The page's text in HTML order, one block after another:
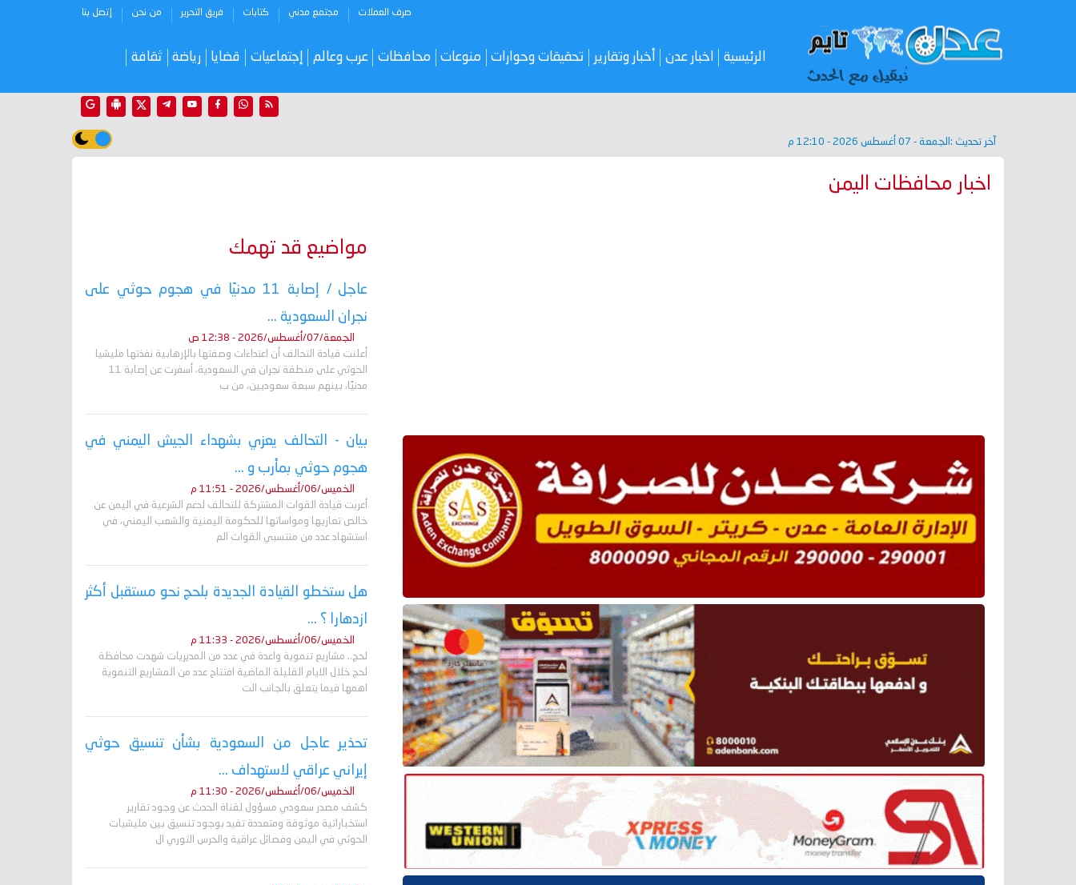
صرف العملات مجتمع مدني كتابات فريق التحرير من نحن إتصل بنا
الرئيسية اخبار عدن أخبار وتقارير تحقيقات وحوارات منوعات محافظات عرب وعالم إجتماعيات قضايا رياضة ثقافة
آخر تحديث : الجمعة - 07 أغسطس 2026 - 12:10 م
اخبار محافظات اليمن
مواضيع قد تهمك
عاجل / إصابة 11 مدنيًا في هجوم حوثي على
نجران السعودية ...
الجمعة/07/أغسطس/2026 - 12:38 ص
أعلنت قيادة التحالف أن اعتداءات وصفتها بالإرهابية نفذتها مليشيا
الحوثي على منطقة نجران في السعودية، أسفرت عن إصابة 11
مدنيًا، بينهم سبعة سعوديين، من ب
بيان - التحالف يعزي بشهداء الجيش اليمني في
هجوم حوثي بمأرب و ...
الخميس/06/أغسطس/2026 - 11:51 م
أعربت قيادة القوات المشتركة للتحالف لدعم الشرعية في اليمن عن
خالص تعازيها ومواساتها للحكومة اليمنية والشعب اليمني، في
استشهاد عدد من منتسبي القوات الم
هل ستخطو القيادة الجديدة بلحج نحو مستقبل أكثر
ازدهارا ؟ ...
الخميس/06/أغسطس/2026 - 11:33 م
لحج.. مشاريع تنموية واعدة في عدد من المديريات شهدت محافظة
لحج خلال الايام القليلة الماضية افتتاح عدد من المشاريع التنموية
اهمها فيما يتعلق بالجانب الت
تحذير عاجل من السعودية بشأن تنسيق حوثي
إيراني عراقي لاستهداف ...
الخميس/06/أغسطس/2026 - 11:30 م
كشف مصدر سعودي مسؤول لقناة الحدث عن وجود تقارير
استخباراتية موثوقة ومتعددة تفيد بوجود تنسيق بين مليشيات
الحوثي في اليمن وفصائل عراقية والحرس الثوري ال